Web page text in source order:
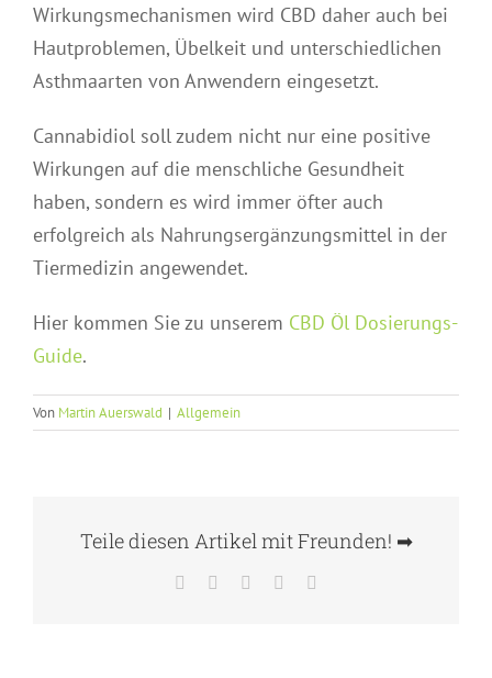
Wirkungsmechanismen wird CBD daher auch bei
Hautproblemen, Übelkeit und unterschiedlichen
Asthmaarten von Anwendern eingesetzt.
Cannabidiol soll zudem nicht nur eine positive
Wirkungen auf die menschliche Gesundheit
haben, sondern es wird immer öfter auch
erfolgreich als Nahrungsergänzungsmittel in der
Tiermedizin angewendet.
Hier kommen Sie zu unserem CBD Öl Dosierungs-
Guide.
Von Martin Auerswald | Allgemein
Teile diesen Artikel mit Freunden! ➡
Facebook
TwitterWhatsApp
Pinterest